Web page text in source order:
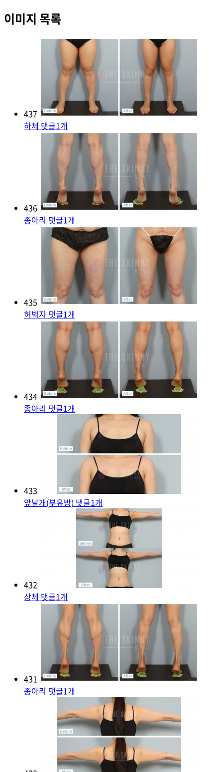
이미지 목록
437
하체 댓글1개
436
종아리 댓글1개
435
허벅지 댓글1개
434
종아리 댓글1개
433
앞날개(부유방) 댓글1개
432
상체 댓글1개
431
종아리 댓글1개